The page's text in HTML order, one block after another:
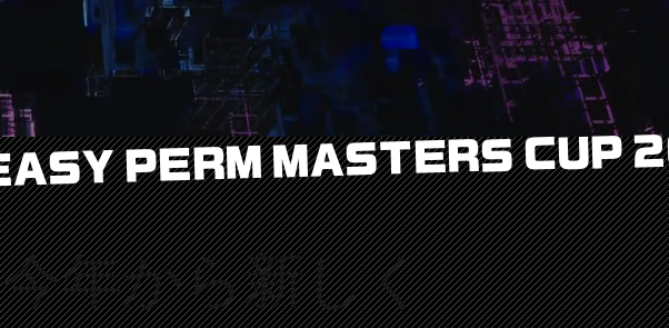
今年から新しく